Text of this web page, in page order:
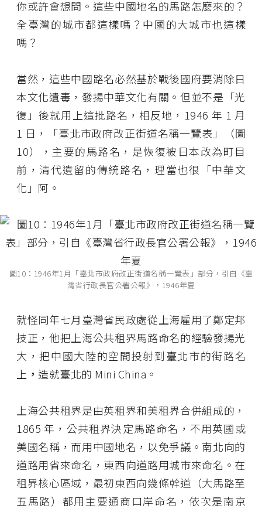
你或許會想問。這些中國地名的馬路怎麼來的？
全臺灣的城市都這樣嗎？中國的大城市也這樣
嗎？
當然，這些中國路名必然基於戰後國府要消除日
本文化遺毒，發揚中華文化有關。但並不是「光
復」後就用上這批路名，相反地，1946 年 1 月
1 日，「臺北市政府改正街道名稱一覽表」（圖
10），主要的馬路名，是恢復被日本改為町目
前，清代遺留的傳統路名，理當也很「中華文
化」阿。
圖10：1946年1月「臺北市政府改正街道名稱一覽表」部分，引自《臺
灣省行政長官公署公報》，1946年夏
就怪同年七月臺灣省民政處從上海雇用了鄭定邦
技正，他把上海公共租界馬路命名的經驗發揚光
大，把中國大陸的空間投射到臺北市的街路名
上 ， 造就臺北的 Mini China。
上海公共租界是由英租界和美租界合併組成的，
1865 年，公共租界決定馬路命名，不用英國或
美國名稱，而用中國地名，以免爭議。南北向的
道路用省來命名，東西向道路用城市來命名。在
租界核心區域，最初東西向幾條幹道（大馬路至
五馬路）都用主要通商口岸命名，依次是南京